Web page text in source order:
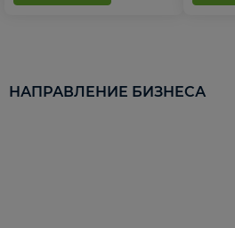
НАПРАВЛЕНИЕ БИЗНЕСА